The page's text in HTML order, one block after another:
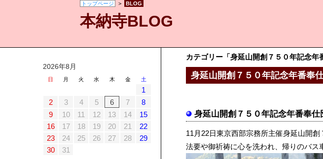
本納寺BLOG
トップページ > BLOG
2026年8月
日 月 火 水 木 金 土
1
2
3 4 5 6 7
8
9
10 11 12 13 14
15
16
17 18 19 20 21
22
23
24 25 26 27 28
29
30
31
カテゴリー「身延山開創７５０年記念年
身延山開創７５０年記念年番奉
身延山開創７５０年記念年番奉仕
11月22日東京西部宗務所主催身延山開
法要や御祈祷に心を洗われ、帰りのバス